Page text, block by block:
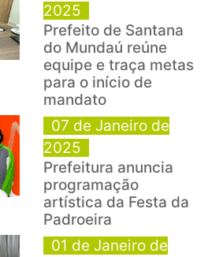
2025
Prefeito de Santana
do Mundaú reúne
equipe e traça metas
para o início de
mandato
07 de Janeiro de
2025
Prefeitura anuncia
programação
artística da Festa da
Padroeira
01 de Janeiro de